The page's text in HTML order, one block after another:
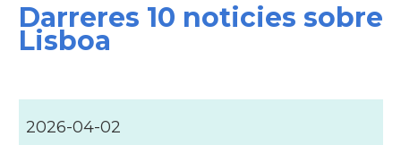
Darreres 10 noticies sobre
Lisboa
2026-04-02